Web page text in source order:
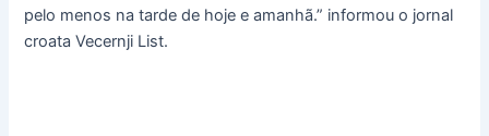
pelo menos na tarde de hoje e amanhã.” informou o jornal
croata Vecernji List.